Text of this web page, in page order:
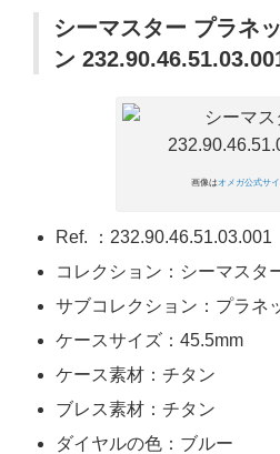
シーマスター プラネ
ン
画像はオメガ公式サイ
Ref. ：232.90.46.51.03.001
コレクション：シーマスタ
サブコレクション：プラネ
ケースサイズ：45.5mm
ケース素材：チタン
ブレス素材：チタン
ダイヤルの色：ブルー